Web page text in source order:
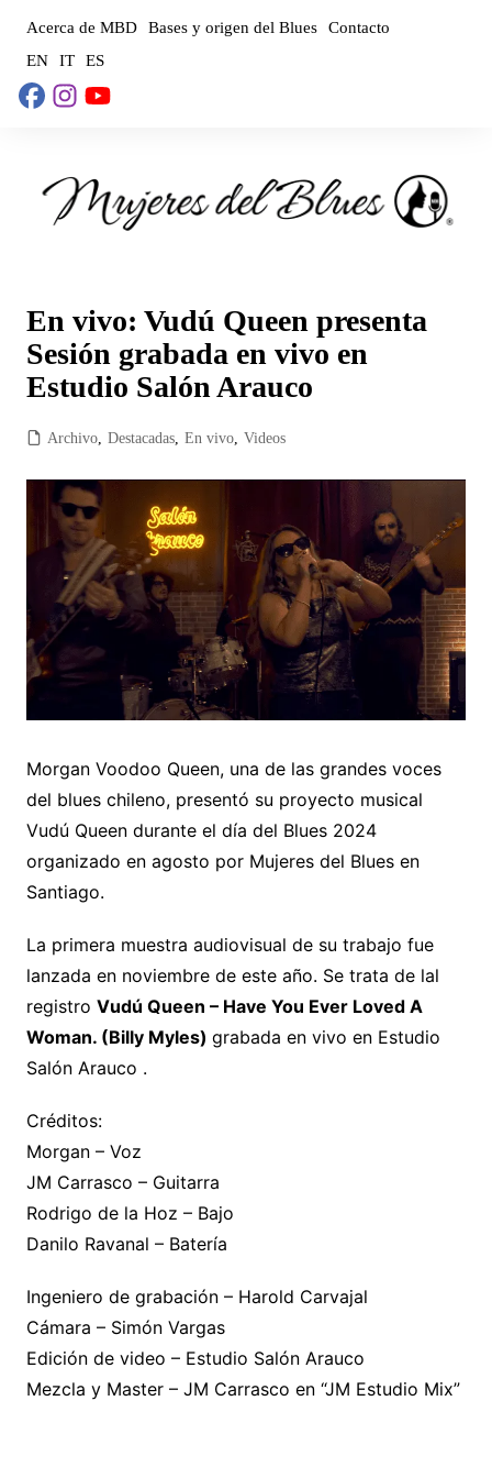
contenido
Acerca de MBD Bases y origen del Blues
Contacto
EN
IT ES
En vivo: Vudú Queen presenta
Sesión grabada en vivo en
Estudio Salón Arauco
Archivo, Destacadas, En vivo, Videos
Morgan Voodoo Queen, una de las grandes voces
del blues chileno, presentó su proyecto musical
Vudú Queen durante el día del Blues 2024
organizado en agosto por Mujeres del Blues en
Santiago.
La primera muestra audiovisual de su trabajo fue
lanzada en noviembre de este año. Se trata de lal
registro Vudú Queen – Have You Ever Loved A
Woman. (Billy Myles) grabada en vivo en Estudio
Salón Arauco .
Créditos:
Morgan – Voz
JM Carrasco – Guitarra
Rodrigo de la Hoz – Bajo
Danilo Ravanal – Batería
Ingeniero de grabación – Harold Carvajal
Cámara – Simón Vargas
Edición de video – Estudio Salón Arauco
Mezcla y Master – JM Carrasco en “JM Estudio Mix”